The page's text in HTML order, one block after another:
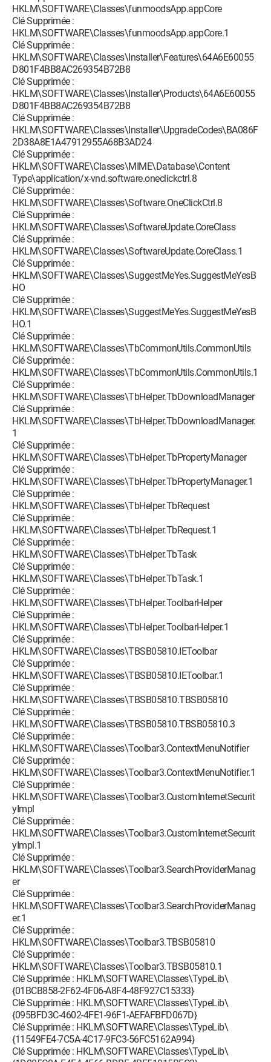
HKLM\SOFTWARE\Classes\funmoodsApp.appCore
Clé Supprimée :
HKLM\SOFTWARE\Classes\funmoodsApp.appCore.1
Clé Supprimée :
HKLM\SOFTWARE\Classes\Installer\Features\64A6E60055
D801F4BB8AC269354B72B8
Clé Supprimée :
HKLM\SOFTWARE\Classes\Installer\Products\64A6E60055
D801F4BB8AC269354B72B8
Clé Supprimée :
HKLM\SOFTWARE\Classes\Installer\UpgradeCodes\BA086F
2D38A8E1A47912955A68B3AD24
Clé Supprimée :
HKLM\SOFTWARE\Classes\MIME\Database\Content
Type\application/x-vnd.software.oneclickctrl.8
Clé Supprimée :
HKLM\SOFTWARE\Classes\Software.OneClickCtrl.8
Clé Supprimée :
HKLM\SOFTWARE\Classes\SoftwareUpdate.CoreClass
Clé Supprimée :
HKLM\SOFTWARE\Classes\SoftwareUpdate.CoreClass.1
Clé Supprimée :
HKLM\SOFTWARE\Classes\SuggestMeYes.SuggestMeYesB
HO
Clé Supprimée :
HKLM\SOFTWARE\Classes\SuggestMeYes.SuggestMeYesB
HO.1
Clé Supprimée :
HKLM\SOFTWARE\Classes\TbCommonUtils.CommonUtils
Clé Supprimée :
HKLM\SOFTWARE\Classes\TbCommonUtils.CommonUtils.1
Clé Supprimée :
HKLM\SOFTWARE\Classes\TbHelper.TbDownloadManager
Clé Supprimée :
HKLM\SOFTWARE\Classes\TbHelper.TbDownloadManager.
1
Clé Supprimée :
HKLM\SOFTWARE\Classes\TbHelper.TbPropertyManager
Clé Supprimée :
HKLM\SOFTWARE\Classes\TbHelper.TbPropertyManager.1
Clé Supprimée :
HKLM\SOFTWARE\Classes\TbHelper.TbRequest
Clé Supprimée :
HKLM\SOFTWARE\Classes\TbHelper.TbRequest.1
Clé Supprimée :
HKLM\SOFTWARE\Classes\TbHelper.TbTask
Clé Supprimée :
HKLM\SOFTWARE\Classes\TbHelper.TbTask.1
Clé Supprimée :
HKLM\SOFTWARE\Classes\TbHelper.ToolbarHelper
Clé Supprimée :
HKLM\SOFTWARE\Classes\TbHelper.ToolbarHelper.1
Clé Supprimée :
HKLM\SOFTWARE\Classes\TBSB05810.IEToolbar
Clé Supprimée :
HKLM\SOFTWARE\Classes\TBSB05810.IEToolbar.1
Clé Supprimée :
HKLM\SOFTWARE\Classes\TBSB05810.TBSB05810
Clé Supprimée :
HKLM\SOFTWARE\Classes\TBSB05810.TBSB05810.3
Clé Supprimée :
HKLM\SOFTWARE\Classes\Toolbar3.ContextMenuNotifier
Clé Supprimée :
HKLM\SOFTWARE\Classes\Toolbar3.ContextMenuNotifier.1
Clé Supprimée :
HKLM\SOFTWARE\Classes\Toolbar3.CustomInternetSecurit
yImpl
Clé Supprimée :
HKLM\SOFTWARE\Classes\Toolbar3.CustomInternetSecurit
yImpl.1
Clé Supprimée :
HKLM\SOFTWARE\Classes\Toolbar3.SearchProviderManag
er
Clé Supprimée :
HKLM\SOFTWARE\Classes\Toolbar3.SearchProviderManag
er.1
Clé Supprimée :
HKLM\SOFTWARE\Classes\Toolbar3.TBSB05810
Clé Supprimée :
HKLM\SOFTWARE\Classes\Toolbar3.TBSB05810.1
Clé Supprimée : HKLM\SOFTWARE\Classes\TypeLib\
{01BCB858-2F62-4F06-A8F4-48F927C15333}
Clé Supprimée : HKLM\SOFTWARE\Classes\TypeLib\
{095BFD3C-4602-4FE1-96F1-AEFAFBFD067D}
Clé Supprimée : HKLM\SOFTWARE\Classes\TypeLib\
{11549FE4-7C5A-4C17-9FC3-56FC5162A994}
Clé Supprimée : HKLM\SOFTWARE\Classes\TypeLib\